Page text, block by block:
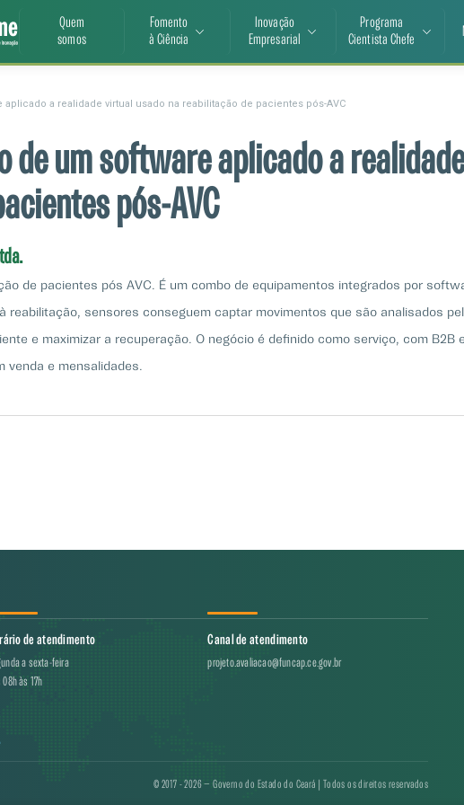
Quem
somos
Fomento
à Ciência
Inovação
Empresarial
Programa
Cientista Chefe
a realidade virtual usado na reabilitação de pacientes pós-AVC
de um software aplicado a
pós-AVC
de pacientes pós AVC. É um combo de equipamentos integrados por
reabilitação, sensores conseguem captar movimentos que são analisados
e maximizar a recuperação. O negócio é definido como serviço, com B2B
venda e mensalidades.
de atendimento
a sexta-feira
08h às 17h
Canal de atendimento
projeto.avaliacao@funcap.ce.gov.br
© 2017 - 2026 — Governo do Estado do Ceará | Todos os direitos reservados